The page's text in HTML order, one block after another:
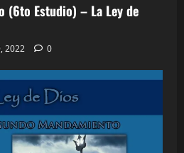
(6to Estudio) – La Ley de
2022 0